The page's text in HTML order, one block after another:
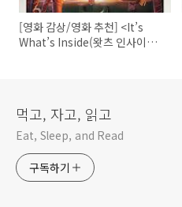
[영화 감상/영화 추천] <It’s
What’s Inside(왓츠 인사이
먹고, 자고, 읽고
Eat, Sleep, and Read
구독하기